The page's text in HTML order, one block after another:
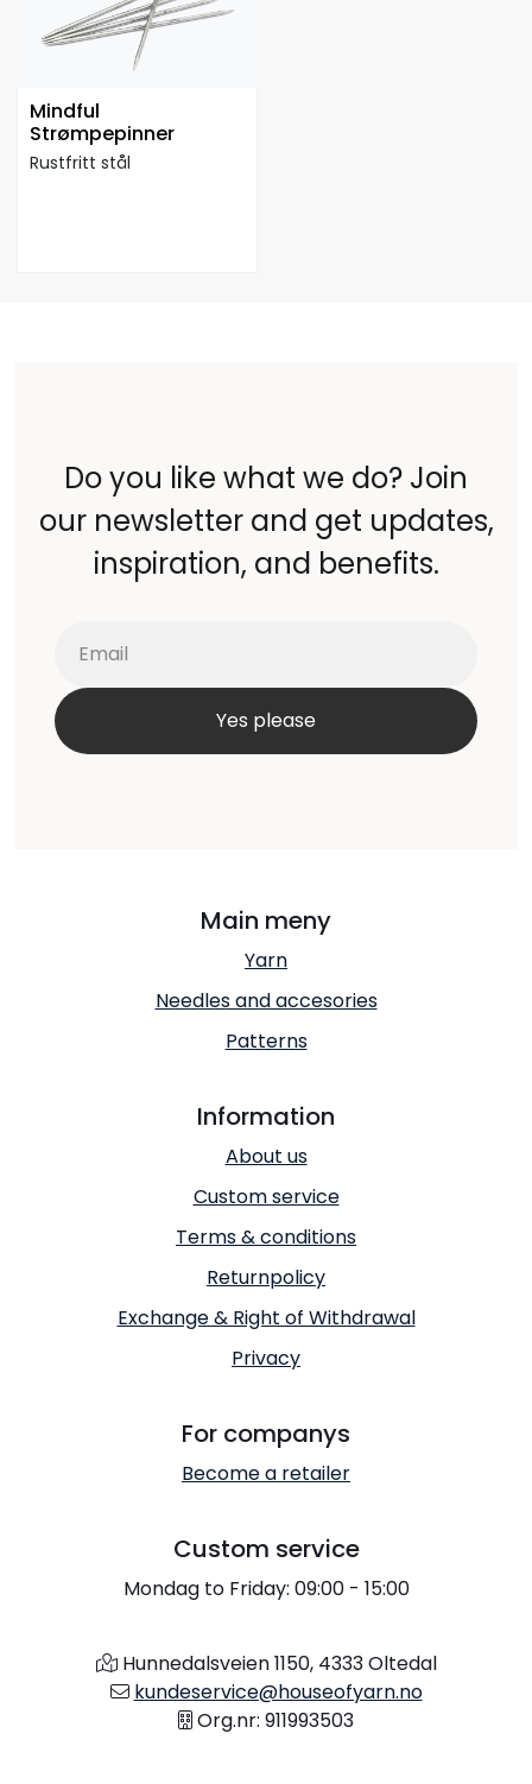
Mindful
Strømpepinner
Rustfritt stål
Do you like what we do? Join
our newsletter and get updates,
inspiration, and benefits.
Main meny
Yarn
Needles and accesories
Patterns
Information
About us
Custom service
Terms & conditions
Returnpolicy
Exchange & Right of Withdrawal
Privacy
For companys
Become a retailer
Custom service
Mondag to Friday: 09:00 - 15:00
Hunnedalsveien 1150, 4333 Oltedal
kundeservice@houseofyarn.no
Org.nr: 911993503